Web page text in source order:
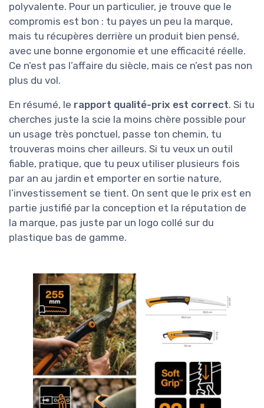
polyvalente. Pour un particulier, je trouve que le
compromis est bon : tu payes un peu la marque,
mais tu récupères derrière un produit bien pensé,
avec une bonne ergonomie et une efficacité réelle.
Ce n’est pas l’affaire du siècle, mais ce n’est pas non
plus du vol.
En résumé, le rapport qualité-prix est correct. Si tu
cherches juste la scie la moins chère possible pour
un usage très ponctuel, passe ton chemin, tu
trouveras moins cher ailleurs. Si tu veux un outil
fiable, pratique, que tu peux utiliser plusieurs fois
par an au jardin et emporter en sortie nature,
l’investissement se tient. On sent que le prix est en
partie justifié par la conception et la réputation de
la marque, pas juste par un logo collé sur du
plastique bas de gamme.